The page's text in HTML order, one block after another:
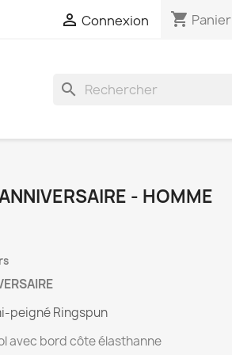
 Connexion shopping_cart Panier
search
- HOMME
peigné Ringspun
avec bord côte élasthanne